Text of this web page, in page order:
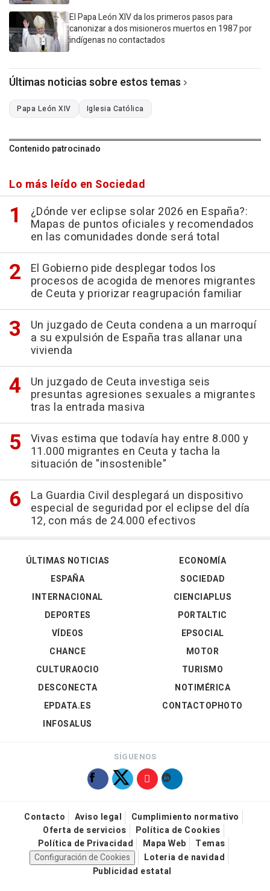
El Papa León XIV da los primeros pasos para
canonizar a dos misioneros muertos en 1987 por
indígenas no contactados
Últimas noticias sobre estos temas
Papa León XIV Iglesia Católica
Contenido patrocinado
Lo más leído en Sociedad
¿Dónde ver eclipse solar 2026 en España?:
Mapas de puntos oficiales y recomendados
en las comunidades donde será total
El Gobierno pide desplegar todos los
procesos de acogida de menores migrantes
de Ceuta y priorizar reagrupación familiar
Un juzgado de Ceuta condena a un marroquí
a su expulsión de España tras allanar una
vivienda
Un juzgado de Ceuta investiga seis
presuntas agresiones sexuales a migrantes
tras la entrada masiva
Vivas estima que todavía hay entre 8.000 y
11.000 migrantes en Ceuta y tacha la
situación de "insostenible"
La Guardia Civil desplegará un dispositivo
especial de seguridad por el eclipse del día
12, con más de 24.000 efectivos
ÚLTIMAS NOTICIAS
ESPAÑA
INTERNACIONAL
DEPORTES
VÍDEOS
ECONOMÍA
SOCIEDAD
CIENCIAPLUS
PORTALTIC
EPSOCIAL
CHANCE
CULTURAOCIO
DESCONECTA
EPDATA.ES
INFOSALUS
MOTOR
TURISMO
NOTIMÉRICA
CONTACTOPHOTO
SÍGUENOS
Contacto Aviso legal
Cumplimiento normativo
Oferta de servicios
Política de Cookies
Política de Privacidad
Mapa Web
Temas
Configuración de Cookies
Loteria de navidad
Publicidad estatal